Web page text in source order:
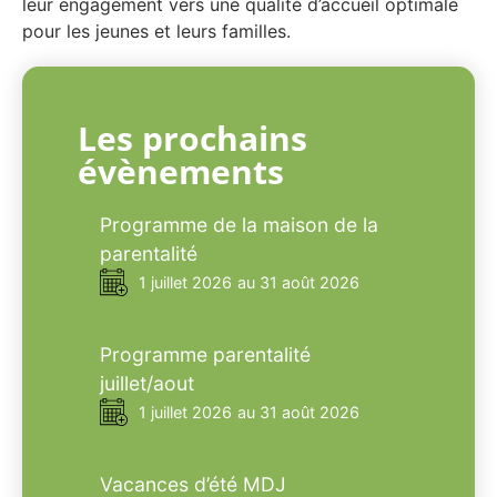
leur engagement vers une qualité d’accueil optimale
pour les jeunes et leurs familles.
Les prochains
évènements
Programme de la maison de la
parentalité
1 juillet 2026 au 31 août 2026
Programme parentalité
juillet/aout
1 juillet 2026 au 31 août 2026
Vacances d’été MDJ